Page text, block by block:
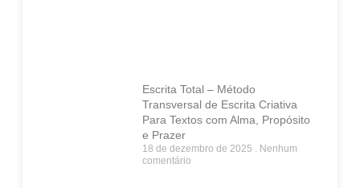
Escrita Total – Método
Transversal de Escrita Criativa
Para Textos com Alma, Propósito
e Prazer
18 de dezembro de 2025
Nenhum
comentário